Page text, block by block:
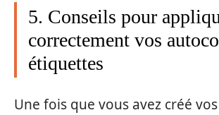
5. Conseils pour
correctement vos
étiquettes
Une fois que vous avez créé